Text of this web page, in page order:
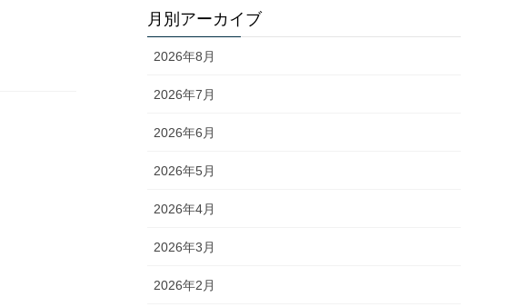
月別アーカイブ
2026年8月
2026年7月
2026年6月
2026年5月
2026年4月
2026年3月
2026年2月